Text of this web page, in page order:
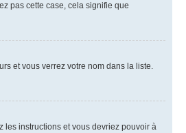
pas cette case, cela signifie que
et vous verrez votre nom dans la liste.
les instructions et vous devriez pouvoir à